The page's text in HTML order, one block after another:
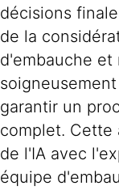
décisions
de la
d'embauche
garantir un
complet. Cette
de l'IA avec
équipe